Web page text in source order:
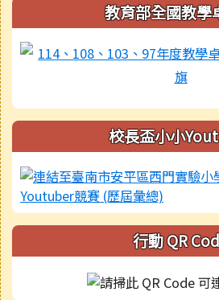
教育部全國教學
校長盃小小
行動 QR